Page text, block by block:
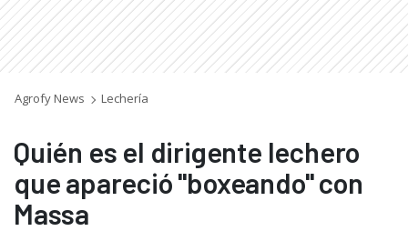
Agrofy News Lechería
Quién es el dirigente lechero
que apareció "boxeando" con
Massa